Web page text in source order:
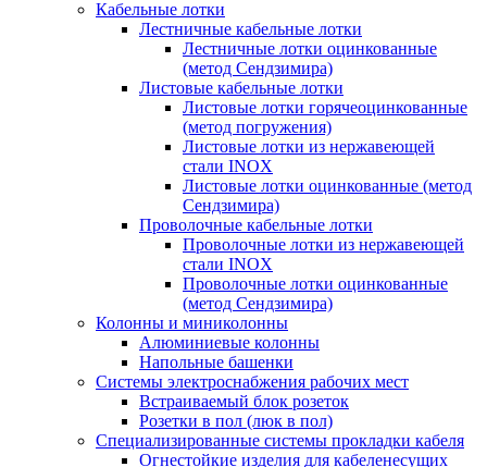
Кабельные лотки
Лестничные кабельные лотки
Лестничные лотки оцинкованные
(метод Сендзимира)
Листовые кабельные лотки
Листовые лотки горячеоцинкованные
(метод погружения)
Листовые лотки из нержавеющей
стали INOX
Листовые лотки оцинкованные (метод
Сендзимира)
Проволочные кабельные лотки
Проволочные лотки из нержавеющей
стали INOX
Проволочные лотки оцинкованные
(метод Сендзимира)
Колонны и миниколонны
Алюминиевые колонны
Напольные башенки
Системы электроснабжения рабочих мест
Встраиваемый блок розеток
Розетки в пол (люк в пол)
Специализированные системы прокладки кабеля
Огнестойкие изделия для кабеленесущих